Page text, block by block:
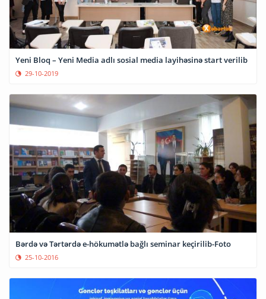
Yeni Bloq – Yeni Media adlı sosial media layihəsinə start verilib
29-10-2019
Bərdə və Tərtərdə e-hökumətlə bağlı seminar keçirilib-Foto
25-10-2016